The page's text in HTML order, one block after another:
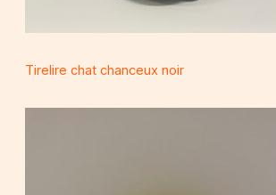
Tirelire chat chanceux noir